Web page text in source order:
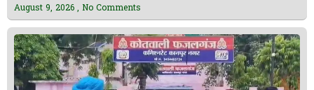
August 9, 2026 No Comments